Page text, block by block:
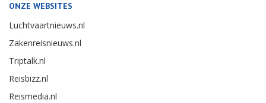
ONZE WEBSITES
Luchtvaartnieuws.nl
Zakenreisnieuws.nl
Triptalk.nl
Reisbizz.nl
Reismedia.nl